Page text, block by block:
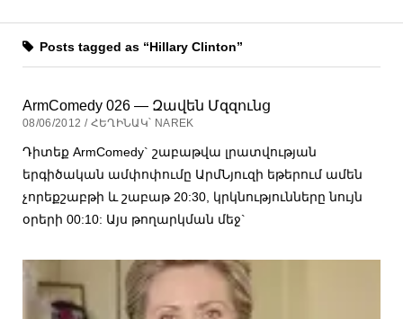
Posts tagged as “Hillary Clinton”
ArmComedy 026 — Զավեն Մզզունց
08/06/2012 / ՀԵՂԻՆԱԿ՝ NAREK
Դիտեք ArmComedy` շաբաթվա լրատվության
երգիծական ամփոփումը ԱրմՆյուզի եթերում ամեն
չորեքշաբթի և շաբաթ 20:30, կրկնությունները նույն
օրերի 00:10: Այս թողարկման մեջ`